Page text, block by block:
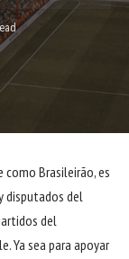
Brasileirão, es
disputados del
del
Ya sea para apoyar